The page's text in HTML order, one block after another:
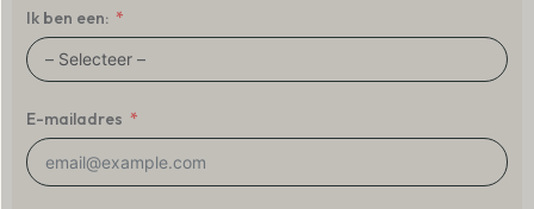
Ik ben een:
E-mailadres